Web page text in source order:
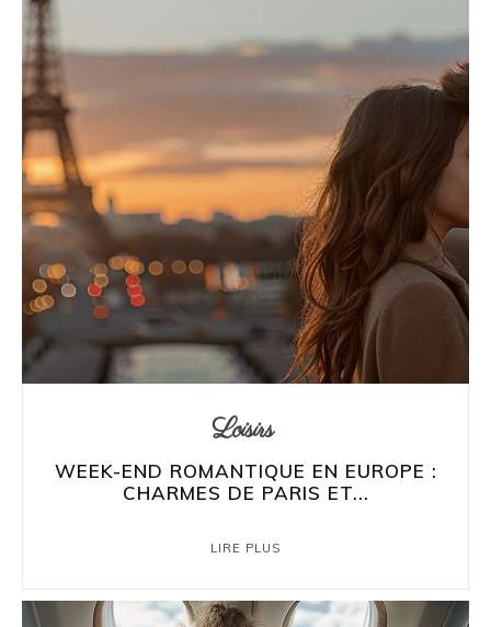
Loisirs
WEEK-END ROMANTIQUE EN EUROPE :
CHARMES DE PARIS ET...
LIRE PLUS